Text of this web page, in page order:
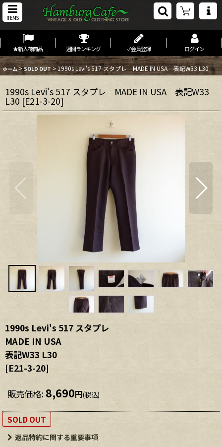
ITEMS
★新入荷商品 週間ランキング ✓会員登録 ログイン
ホーム > SOLD OUT >1990s Levi's 517 スタプレ MADE IN USA 表記W33 L30
1990s Levi's 517 スタプレ MADE IN USA 表記W33
L30 [E21-3-20]
1990s Levi's 517 スタプレ
MADE IN USA
表記W33 L30
[E21-3-20]
販売価格: 8,690円(税込)
SOLD OUT
返品特約に関する重要事項